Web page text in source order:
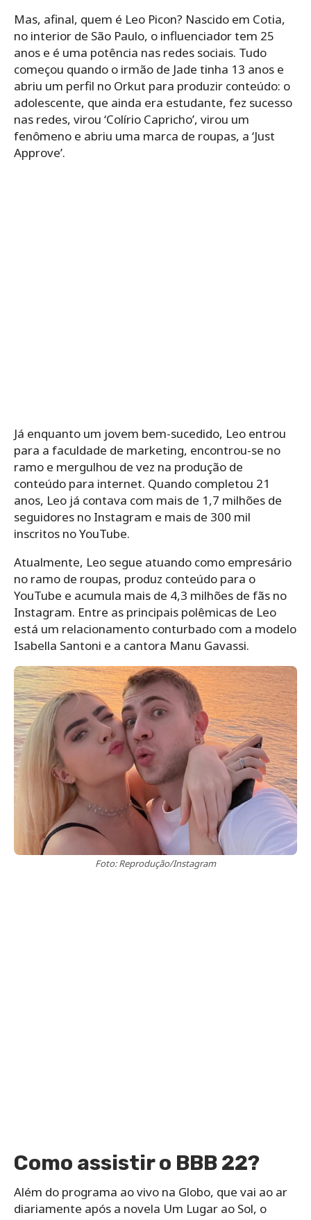
Mas, afinal, quem é Leo Picon? Nascido em Cotia,
no interior de São Paulo, o influenciador tem 25
anos e é uma potência nas redes sociais. Tudo
começou quando o irmão de Jade tinha 13 anos e
abriu um perfil no Orkut para produzir conteúdo: o
adolescente, que ainda era estudante, fez sucesso
nas redes, virou ‘Colírio Capricho’, virou um
fenômeno e abriu uma marca de roupas, a ‘Just
Approve’.
Já enquanto um jovem bem-sucedido, Leo entrou
para a faculdade de marketing, encontrou-se no
ramo e mergulhou de vez na produção de
conteúdo para internet. Quando completou 21
anos, Leo já contava com mais de 1,7 milhões de
seguidores no Instagram e mais de 300 mil
inscritos no YouTube.
Atualmente, Leo segue atuando como empresário
no ramo de roupas, produz conteúdo para o
YouTube e acumula mais de 4,3 milhões de fãs no
Instagram. Entre as principais polêmicas de Leo
está um relacionamento conturbado com a modelo
Isabella Santoni e a cantora Manu Gavassi.
Foto: Reprodução/Instagram
Como assistir o BBB 22?
Além do programa ao vivo na Globo, que vai ao ar
diariamente após a novela Um Lugar ao Sol, o